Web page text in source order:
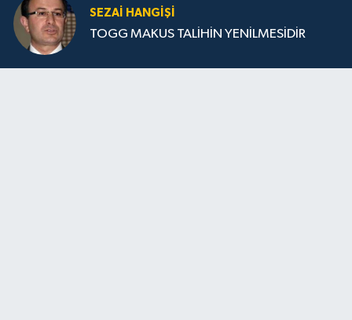
SEZAI HANGİŞİ
TOGG MAKUS TALİHİN YENİLMESİDİR